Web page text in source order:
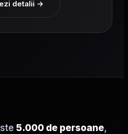
detalii →
5.000 de persoane,